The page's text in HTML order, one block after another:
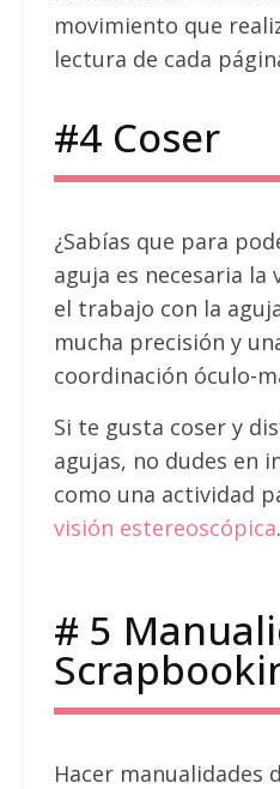
movimiento que
lectura de cada
#4 Coser
¿Sabías que para
aguja es necesaria la
el trabajo con la
mucha precisión y
coordinación óculo-
Si te gusta coser y
agujas, no dudes en
como una actividad
visión estereoscópica.
# 5
Hacer manualidades